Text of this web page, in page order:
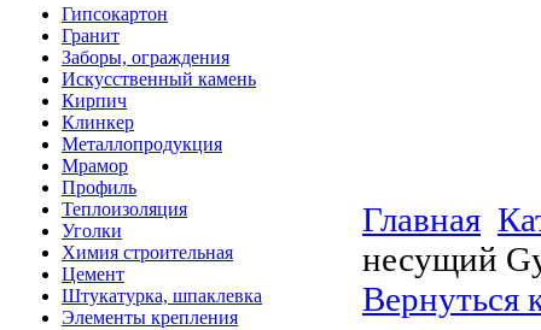
Гипсокартон
Гранит
Заборы, ограждения
Искусственный камень
Кирпич
Клинкер
Металлопродукция
Мрамор
Профиль
Теплоизоляция
Уголки
Химия строительная
Цемент
Штукатурка, шпаклевка
Элементы крепления
Главная
несущий
Вернуться